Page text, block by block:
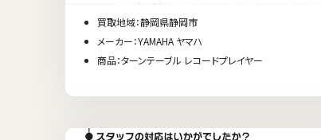
買取地域：静岡県静岡市
メーカー：YAMAHA ヤマハ
商品：ターンテーブル レコードプレイヤー